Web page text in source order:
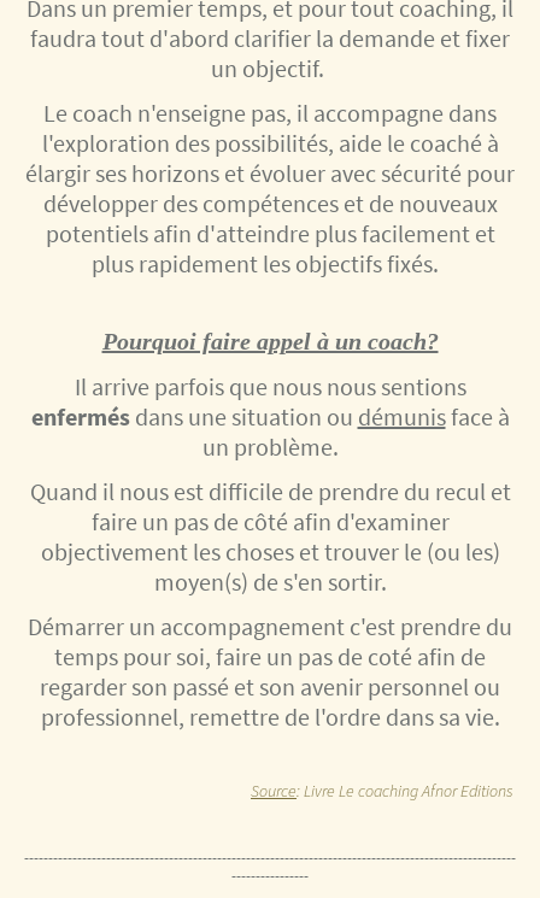
Dans un premier temps, et pour tout coaching, il
faudra tout d'abord clarifier la demande et fixer
un objectif.
Le coach n'enseigne pas, il accompagne dans
l'exploration des possibilités, aide le coaché à
élargir ses horizons et évoluer avec sécurité pour
développer des compétences et de nouveaux
potentiels afin d'atteindre plus facilement et
plus rapidement les objectifs fixés.
Pourquoi faire appel à un coach?
Il arrive parfois que nous nous sentions
enfermésdans une situation ou démunisface à
un problème.
Quand il nous est difficile de prendre du recul et
faire un pas de côté afin d'examiner
objectivement les choses et trouver le (ou les)
moyen(s) de s'en sortir.
Démarrer un accompagnement c'est prendre du
temps pour soi, faire un pas de coté afin de
regarder son passé et son avenir personnel ou
professionnel, remettre de l'ordre dans sa vie.
Source: Livre Le coaching Afnor Editions
------------------------------------------------------------------------------------------------------
----------------